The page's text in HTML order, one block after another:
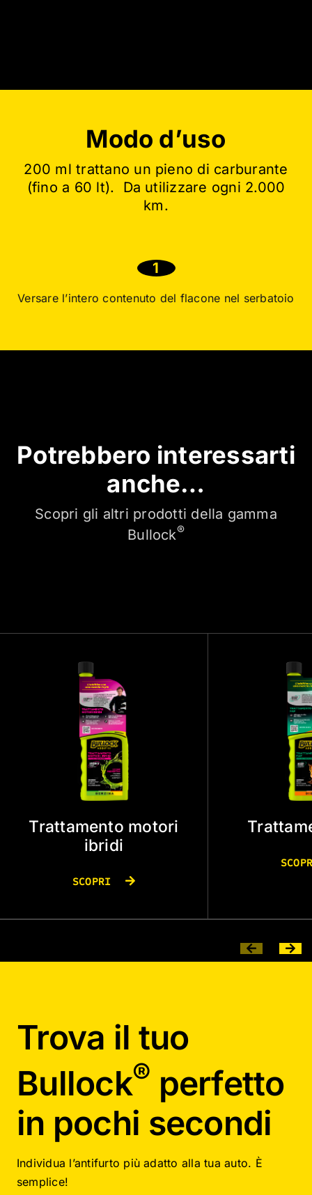
Modo d’uso
200 ml trattano un pieno di carburante
(fino a 60 lt). Da utilizzare ogni 2.000
km.
1
Versare l’intero contenuto del flacone nel serbatoio
Potrebbero interessarti
anche…
Scopri gli altri prodotti della gamma
Bullock®
Trattamento motori
ibridi
SCOPRI
Trova il tuo
Bullock® perfetto
in pochi secondi
Individua l’antifurto più adatto alla tua auto. È
semplice!